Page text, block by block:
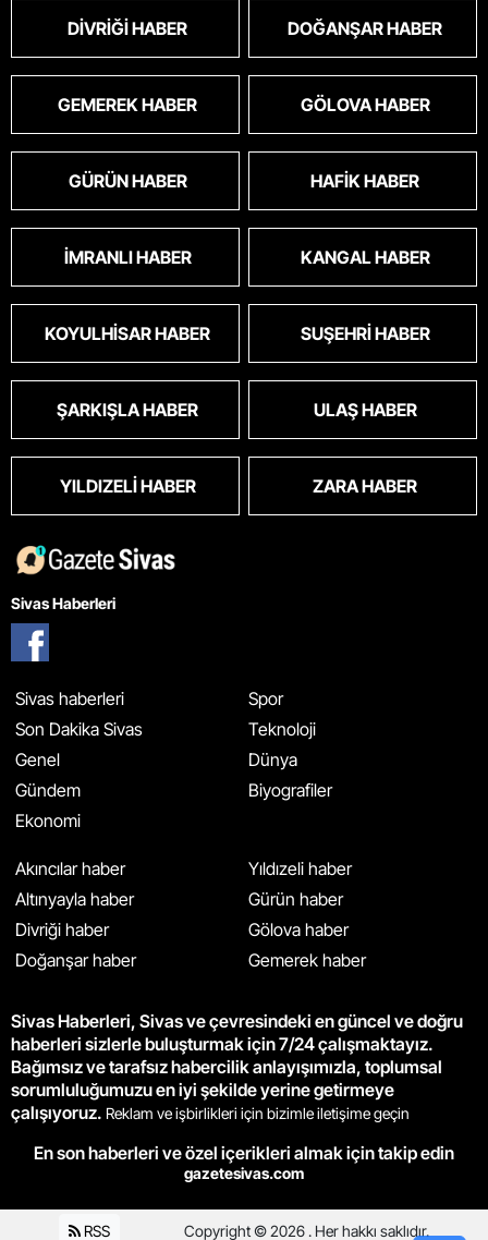
DIVRIĞI HABER DOĞANŞAR HABER
GEMEREK HABER GÖLOVA HABER
GÜRÜN HABER HAFIK HABER
İMRANLI HABER KANGAL HABER
KOYULHISAR HABER SUŞEHRI HABER
ŞARKIŞLA HABER ULAŞ HABER
YILDIZELI HABER ZARA HABER
Sivas Haberleri
Sivas haberleri
Son Dakika Sivas
Genel
Gündem
Ekonomi
Spor
Teknoloji
Dünya
Biyografiler
Akıncılar haber
Altınyayla haber
Divriği haber
Doğanşar haber
Yıldızeli haber
Gürün haber
Gölova haber
Gemerek haber
Sivas Haberleri, Sivas ve çevresindeki en güncel ve doğru
haberleri sizlerle buluşturmak için 7/24 çalışmaktayız.
Bağımsız ve tarafsız habercilik anlayışımızla, toplumsal
sorumluluğumuzu en iyi şekilde yerine getirmeye
çalışıyoruz. Reklam ve işbirlikleri için bizimle iletişime geçin
En son haberleri ve özel içerikleri almak için takip edin
gazetesivas.com
RSS Copyright © 2026 . Her hakkı saklıdır.